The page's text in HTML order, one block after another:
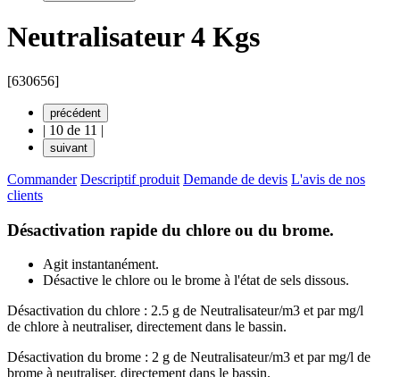
Neutralisateur 4 Kgs
[630656]
précédent
| 10 de 11 |
suivant
Commander Descriptif produit Demande de devis L'avis de nos
clients
Désactivation rapide du chlore ou du brome.
Agit instantanément.
Désactive le chlore ou le brome à l'état de sels dissous.
Désactivation du chlore : 2.5 g de Neutralisateur/m3 et par mg/l
de chlore à neutraliser, directement dans le bassin.
Désactivation du brome : 2 g de Neutralisateur/m3 et par mg/l de
brome à neutraliser, directement dans le bassin.